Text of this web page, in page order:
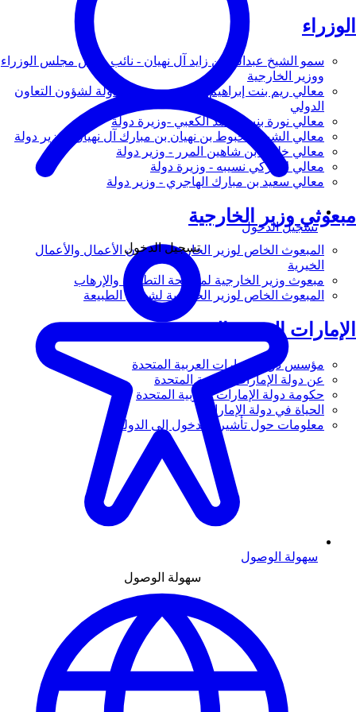
الوزراء
سمو الشيخ عبدالله بن زايد آل نهيان - نائب رئيس مجلس الوزراء
ووزير الخارجية
معالي ريم بنت إبراهيم الهاشمي - وزيرة دولة لشؤون التعاون
الدولي
معالي نورة بنت محمد الكعبي -وزيرة دولة
معالي الشيخ شخبوط بن نهيان بن مبارك آل نهيان - وزير دولة
معالي خليفة بن شاهين المرر - وزير دولة
معالي لانا زكي نسيبه - وزيرة دولة
معالي سعيد بن مبارك الهاجري - وزير دولة
مبعوثي وزير الخارجية
المبعوث الخاص لوزير الخارجية لشؤون الأعمال والأعمال
الخيرية
مبعوث وزير الخارجية لمكافحة التطرف والإرهاب
المبعوث الخاص لوزير الخارجية لشؤون الطبيعة
الإمارات العربية المتحدة
مؤسس دولة الإمارات العربية المتحدة
عن دولة الإمارات العربية المتحدة
حكومة دولة الإمارات العربية المتحدة
الحياة في دولة الإمارات
معلومات حول تأشيرة الدخول إلى الدولة
تسجيل الدخول
تسجيل الدخول
سهولة الوصول
سهولة الوصول